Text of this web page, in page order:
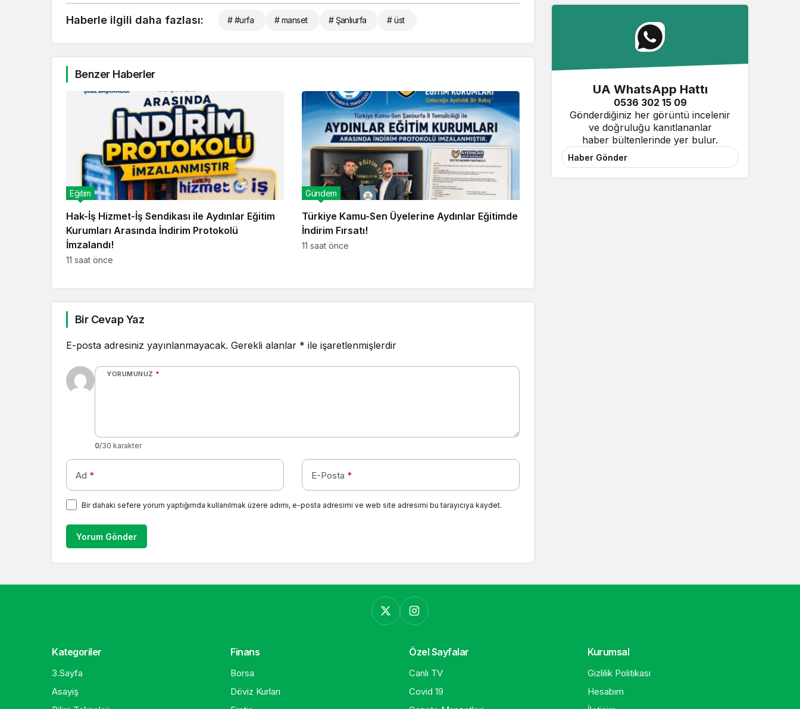
Haberle ilgili daha fazlası: # #urfa # manset # Şanlıurfa # üst
Benzer Haberler
Hak-İş Hizmet-İş Sendikası ile Aydınlar Eğitim
Kurumları Arasında İndirim Protokolü
İmzalandı!
Eğitim
11 saat önce
Türkiye Kamu-Sen Üyelerine Aydınlar Eğitimde
İndirim Fırsatı!
Gündem
11 saat önce
Bir Cevap Yaz
E-posta adresiniz yayınlanmayacak. Gerekli alanlar * ile işaretlenmişlerdir
YORUMUNUZ *
0/30 karakter
Ad * E-Posta *
Bir dahaki sefere yorum yaptığımda kullanılmak üzere adımı, e-posta adresimi ve web site adresimi bu tarayıcıya kaydet.
Yorum Gönder
UA WhatsApp Hattı
0536 302 15 09
Gönderdiğiniz her görüntü incelenir
ve doğruluğu kanıtlananlar
haber bültenlerinde yer bulur.
Haber Gönder
Kategoriler
3.Sayfa
Asayiş
Finans
Borsa
Döviz Kurları
Özel Sayfalar
Canlı TV
Covid 19
Kurumsal
Gizlilik Politikası
Hesabım